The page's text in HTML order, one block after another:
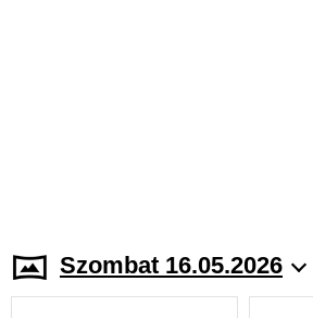
Szombat 16.05.2026